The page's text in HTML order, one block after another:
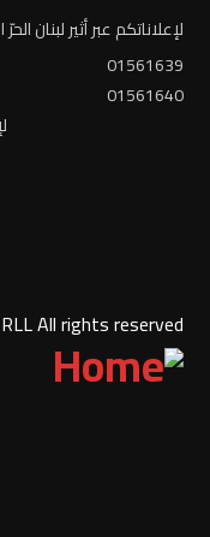
لإعلاناتكم عبر أثير لبنان
01561639
01561640
All rights reserved